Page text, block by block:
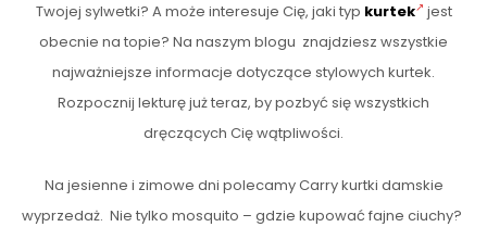
Twojej sylwetki? A może interesuje Cię, jaki typ kurtek
jest
obecnie na topie? Na naszym blogu znajdziesz wszystkie
najważniejsze informacje dotyczące stylowych kurtek.
Rozpocznij lekturę już teraz, by pozbyć się wszystkich
dręczących Cię wątpliwości.
Na jesienne i zimowe dni polecamy Carry kurtki damskie
wyprzedaż. Nie tylko mosquito – gdzie kupować fajne ciuchy?